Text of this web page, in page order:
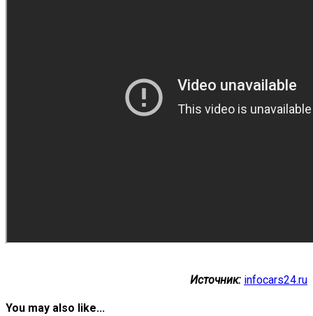
Источник: infocars24.ru
You may also like...